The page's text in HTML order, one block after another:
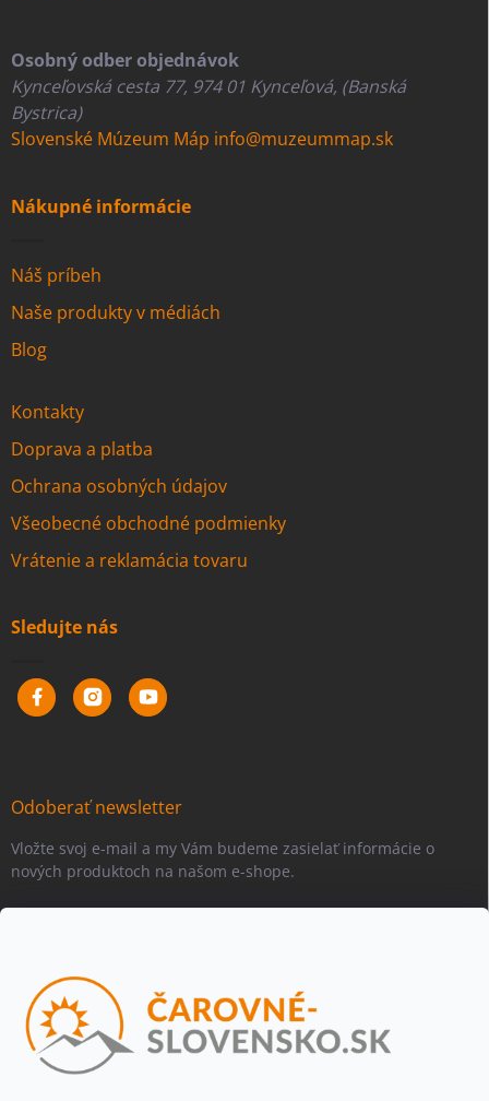
Osobný odber objednávok
Kynceľovská cesta 77, 974 01 Kynceľová, (Banská
Bystrica)
Slovenské Múzeum Máp info@muzeummap.sk
Nákupné informácie
Náš príbeh
Naše produkty v médiách
Blog
Kontakty
Doprava a platba
Ochrana osobných údajov
Všeobecné obchodné podmienky
Vrátenie a reklamácia tovaru
Sledujte nás
Odoberať newsletter
Vložte svoj e-mail a my Vám budeme zasielať informácie o
nových produktoch na našom e-shope.
Vložením e-mailu súhlasíte spodmienkami ochrany osobných
údajov
Beriem na vedomie, že adresa bude spracovaná za účelom